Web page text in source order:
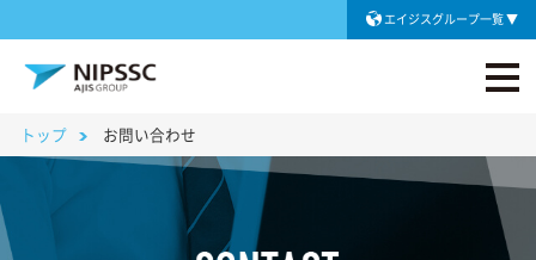
エイジスグループ一覧
トップ お問い合わせ